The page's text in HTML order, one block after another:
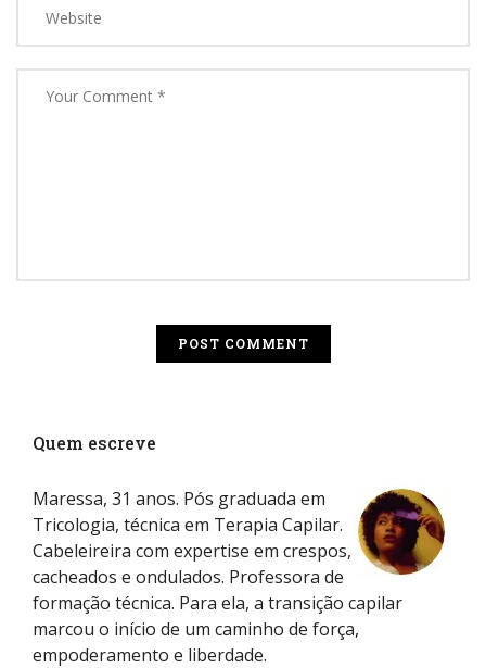
Quem escreve
Maressa, 31 anos. Pós graduada em
Tricologia, técnica em Terapia Capilar.
Cabeleireira com expertise em crespos,
cacheados e ondulados. Professora de
formação técnica. Para ela, a transição capilar
marcou o início de um caminho de força,
empoderamento e liberdade.